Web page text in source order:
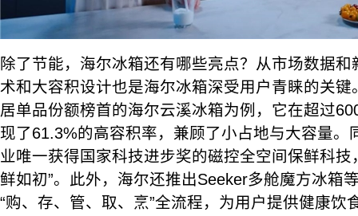
除了节能，海尔冰箱还有哪些亮点？从市场数据
术和大容积设计也是海尔冰箱深受用户青睐的关
居单品份额榜首的海尔云溪冰箱为例，它在超过
现了61.3%的高容积率，兼顾了小占地与大容量。
业唯一获得国家科技进步奖的磁控全空间保鲜科技
鲜如初”。此外，海尔还推出Seeker多舱魔方冰箱
“购、存、管、取、烹”全流程，为用户提供健康饮